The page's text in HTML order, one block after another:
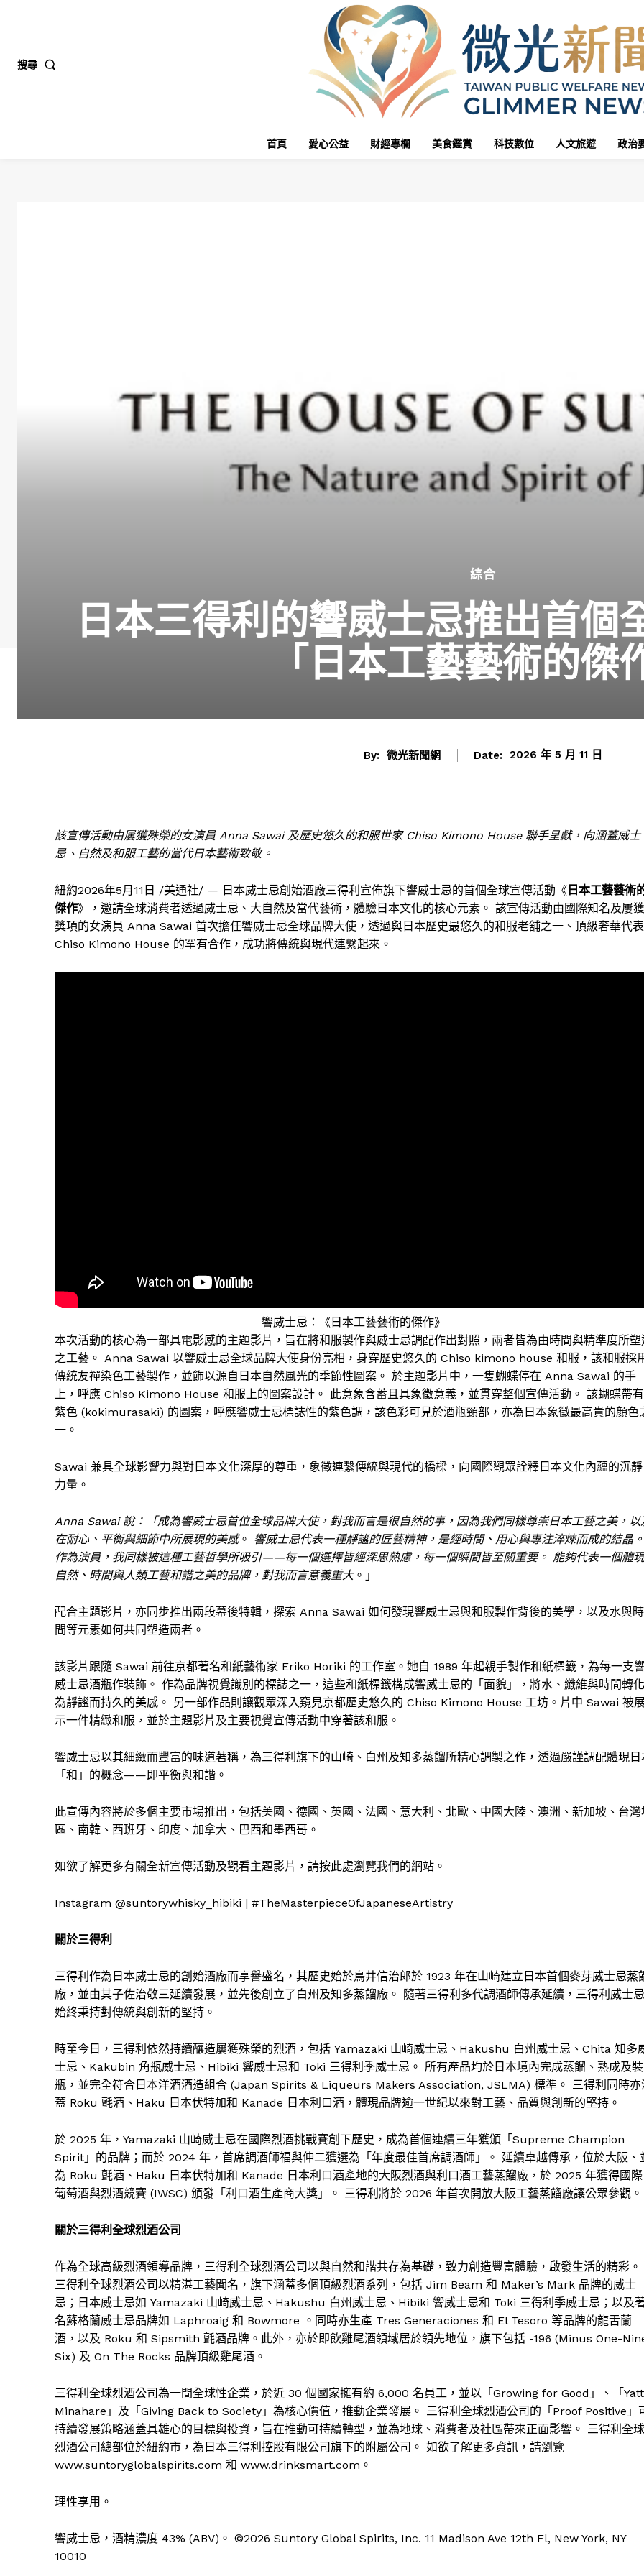
搜尋
首頁 愛心公益 財經專欄 美食鑑賞 科技數位 人文旅遊 政治
綜合
日本三得利的響威士忌推出首個
「日本工藝藝術的傑
By: 微光新聞網 Date: 2026 年 5 月 11 日
該宣傳活動由屢獲殊榮的女演員 Anna Sawai 及歷史悠久的和服世家 Chiso Kimono House 聯手呈獻，向涵蓋威士
忌、自然及和服工藝的當代日本藝術致敬。
紐約2026年5月11日 /美通社/ — 日本威士忌創始酒廠三得利宣佈旗下響威士忌的首個全球宣傳活動《 日本工藝藝術
傑作》，邀請全球消費者透過威士忌、大自然及當代藝術，體驗日本文化的核心元素。 該宣傳活動由國際知名及屢獲
獎項的女演員 Anna Sawai 首次擔任響威士忌全球品牌大使，透過與日本歷史最悠久的和服老舖之一、頂級奢華代表
Chiso Kimono House 的罕有合作，成功將傳統與現代連繫起來。
響威士忌：《日本工藝藝術的傑作》
本次活動的核心為一部具電影感的主題影片，旨在將和服製作與威士忌調配作出對照，兩者皆為由時間與精準度所塑
之工藝。 Anna Sawai 以響威士忌全球品牌大使身份亮相，身穿歷史悠久的 Chiso kimono house 和服，該和服採
傳統友禪染色工藝製作，並飾以源自日本自然風光的季節性圖案。 於主題影片中，一隻蝴蝶停在 Anna Sawai 的手
上，呼應 Chiso Kimono House 和服上的圖案設計。 此意象含蓄且具象徵意義，並貫穿整個宣傳活動。 該蝴蝶帶有
紫色 (kokimurasaki) 的圖案，呼應響威士忌標誌性的紫色調，該色彩可見於酒瓶頸部，亦為日本象徵最高貴的顏色
一。
Sawai 兼具全球影響力與對日本文化深厚的尊重，象徵連繫傳統與現代的橋樑，向國際觀眾詮釋日本文化內蘊的沉靜
力量。
Anna Sawai 說：「成為響威士忌首位全球品牌大使，對我而言是很自然的事，因為我們同樣尊崇日本工藝之美，以
在耐心、平衡與細節中所展現的美感。 響威士忌代表一種靜謐的匠藝精神，是經時間、用心與專注淬煉而成的結晶。
作為演員，我同樣被這種工藝哲學所吸引——每一個選擇皆經深思熟慮，每一個瞬間皆至關重要。 能夠代表一個體現
自然、時間與人類工藝和諧之美的品牌，對我而言意義重大。」
配合主題影片，亦同步推出兩段幕後特輯，探索 Anna Sawai 如何發現響威士忌與和服製作背後的美學，以及水與時
間等元素如何共同塑造兩者。
該影片跟隨 Sawai 前往京都著名和紙藝術家 Eriko Horiki 的工作室。她自 1989 年起親手製作和紙標籤，為每一支
威士忌酒瓶作裝飾。 作為品牌視覺識別的標誌之一，這些和紙標籤構成響威士忌的「面貌」，將水、纖維與時間轉化
為靜謐而持久的美感。 另一部作品則讓觀眾深入窺見京都歷史悠久的 Chiso Kimono House 工坊。片中 Sawai 被
示一件精緻和服，並於主題影片及主要視覺宣傳活動中穿著該和服。
響威士忌以其細緻而豐富的味道著稱，為三得利旗下的山崎、白州及知多蒸餾所精心調製之作，透過嚴謹調配體現日
「和」的概念——即平衡與和諧。
此宣傳內容將於多個主要市場推出，包括美國、德國、英國、法國、意大利、北歐、中國大陸 、澳洲、新加坡、台灣
區、南韓、西班牙、印度、加拿大、巴西和墨西哥。
如欲了解更多有關全新宣傳活動及觀看主題影片，請按此處瀏覽我們的網站。
Instagram @suntorywhisky_hibiki | #TheMasterpieceOfJapaneseArtistry
關於三得利
三得利作為日本威士忌的創始酒廠而享譽盛名，其歷史始於鳥井信治郎於 1923 年在山崎建立日本首個麥芽威士忌蒸
廠，並由其子佐治敬三延續發展，並先後創立了白州及知多蒸餾廠。 隨著三得利多代調酒師傳承延續，三得利威士忌
始終秉持對傳統與創新的堅持。
時至今日，三得利依然持續釀造屢獲殊榮的烈酒，包括 Yamazaki 山崎威士忌、Hakushu 白州威士忌、Chita 知多
士忌、Kakubin 角瓶威士忌、Hibiki 響威士忌和 Toki 三得利季威士忌。 所有產品均於日本境內完成蒸餾、熟成及裝
瓶，並完全符合日本洋酒酒造組合 (Japan Spirits & Liqueurs Makers Association, JSLMA) 標準。 三得利同時亦
蓋 Roku 氈酒、Haku 日本伏特加和 Kanade 日本利口酒，體現品牌逾一世紀以來對工藝、品質與創新的堅持。
於 2025 年，Yamazaki 山崎威士忌在國際烈酒挑戰賽創下歷史，成為首個連續三年獲頒「Supreme Champion
Spirit」的品牌；而於 2024 年，首席調酒師福與伸二獲選為「年度最佳首席調酒師」。 延續卓越傳承，位於大阪、
為 Roku 氈酒、Haku 日本伏特加和 Kanade 日本利口酒產地的大阪烈酒與利口酒工藝蒸餾廠，於 2025 年獲得國際
葡萄酒與烈酒競賽 (IWSC) 頒發「利口酒生產商大獎」。 三得利將於 2026 年首次開放大阪工藝蒸餾廠讓公眾參觀。
關於三得利全球烈酒公司
作為全球高級烈酒領導品牌，三得利全球烈酒公司以與自然和諧共存為基礎，致力創造豐富體驗，啟發生活的精彩。
三得利全球烈酒公司以精湛工藝聞名，旗下涵蓋多個頂級烈酒系列，包括 Jim Beam 和 Maker’s Mark 品牌的威士
忌；日本威士忌如 Yamazaki 山崎威士忌、Hakushu 白州威士忌、Hibiki 響威士忌和 Toki 三得利季威士忌；以及
名蘇格蘭威士忌品牌如 Laphroaig 和 Bowmore 。同時亦生產 Tres Generaciones 和 El Tesoro 等品牌的龍舌蘭
酒，以及 Roku 和 Sipsmith 氈酒品牌。此外，亦於即飲雞尾酒領域居於領先地位，旗下包括 -196 (Minus One-
Six) 及 On The Rocks 品牌頂級雞尾酒。
三得利全球烈酒公司為一間全球性企業，於近 30 個國家擁有約 6,000 名員工，並以「Growing for Good」、「
Minahare」及「Giving Back to Society」為核心價值，推動企業發展。 三得利全球烈酒公司的「Proof Positive」
持續發展策略涵蓋具雄心的目標與投資，旨在推動可持續轉型，並為地球、消費者及社區帶來正面影響。 三得利全球
烈酒公司總部位於紐約市，為日本三得利控股有限公司旗下的附屬公司。 如欲了解更多資訊，請瀏覽
www.suntoryglobalspirits.com 和 www.drinksmart.com。
理性享用。
響威士忌，酒精濃度 43% (ABV)。 ©2026 Suntory Global Spirits, Inc. 11 Madison Ave 12th Fl, New York, NY
10010